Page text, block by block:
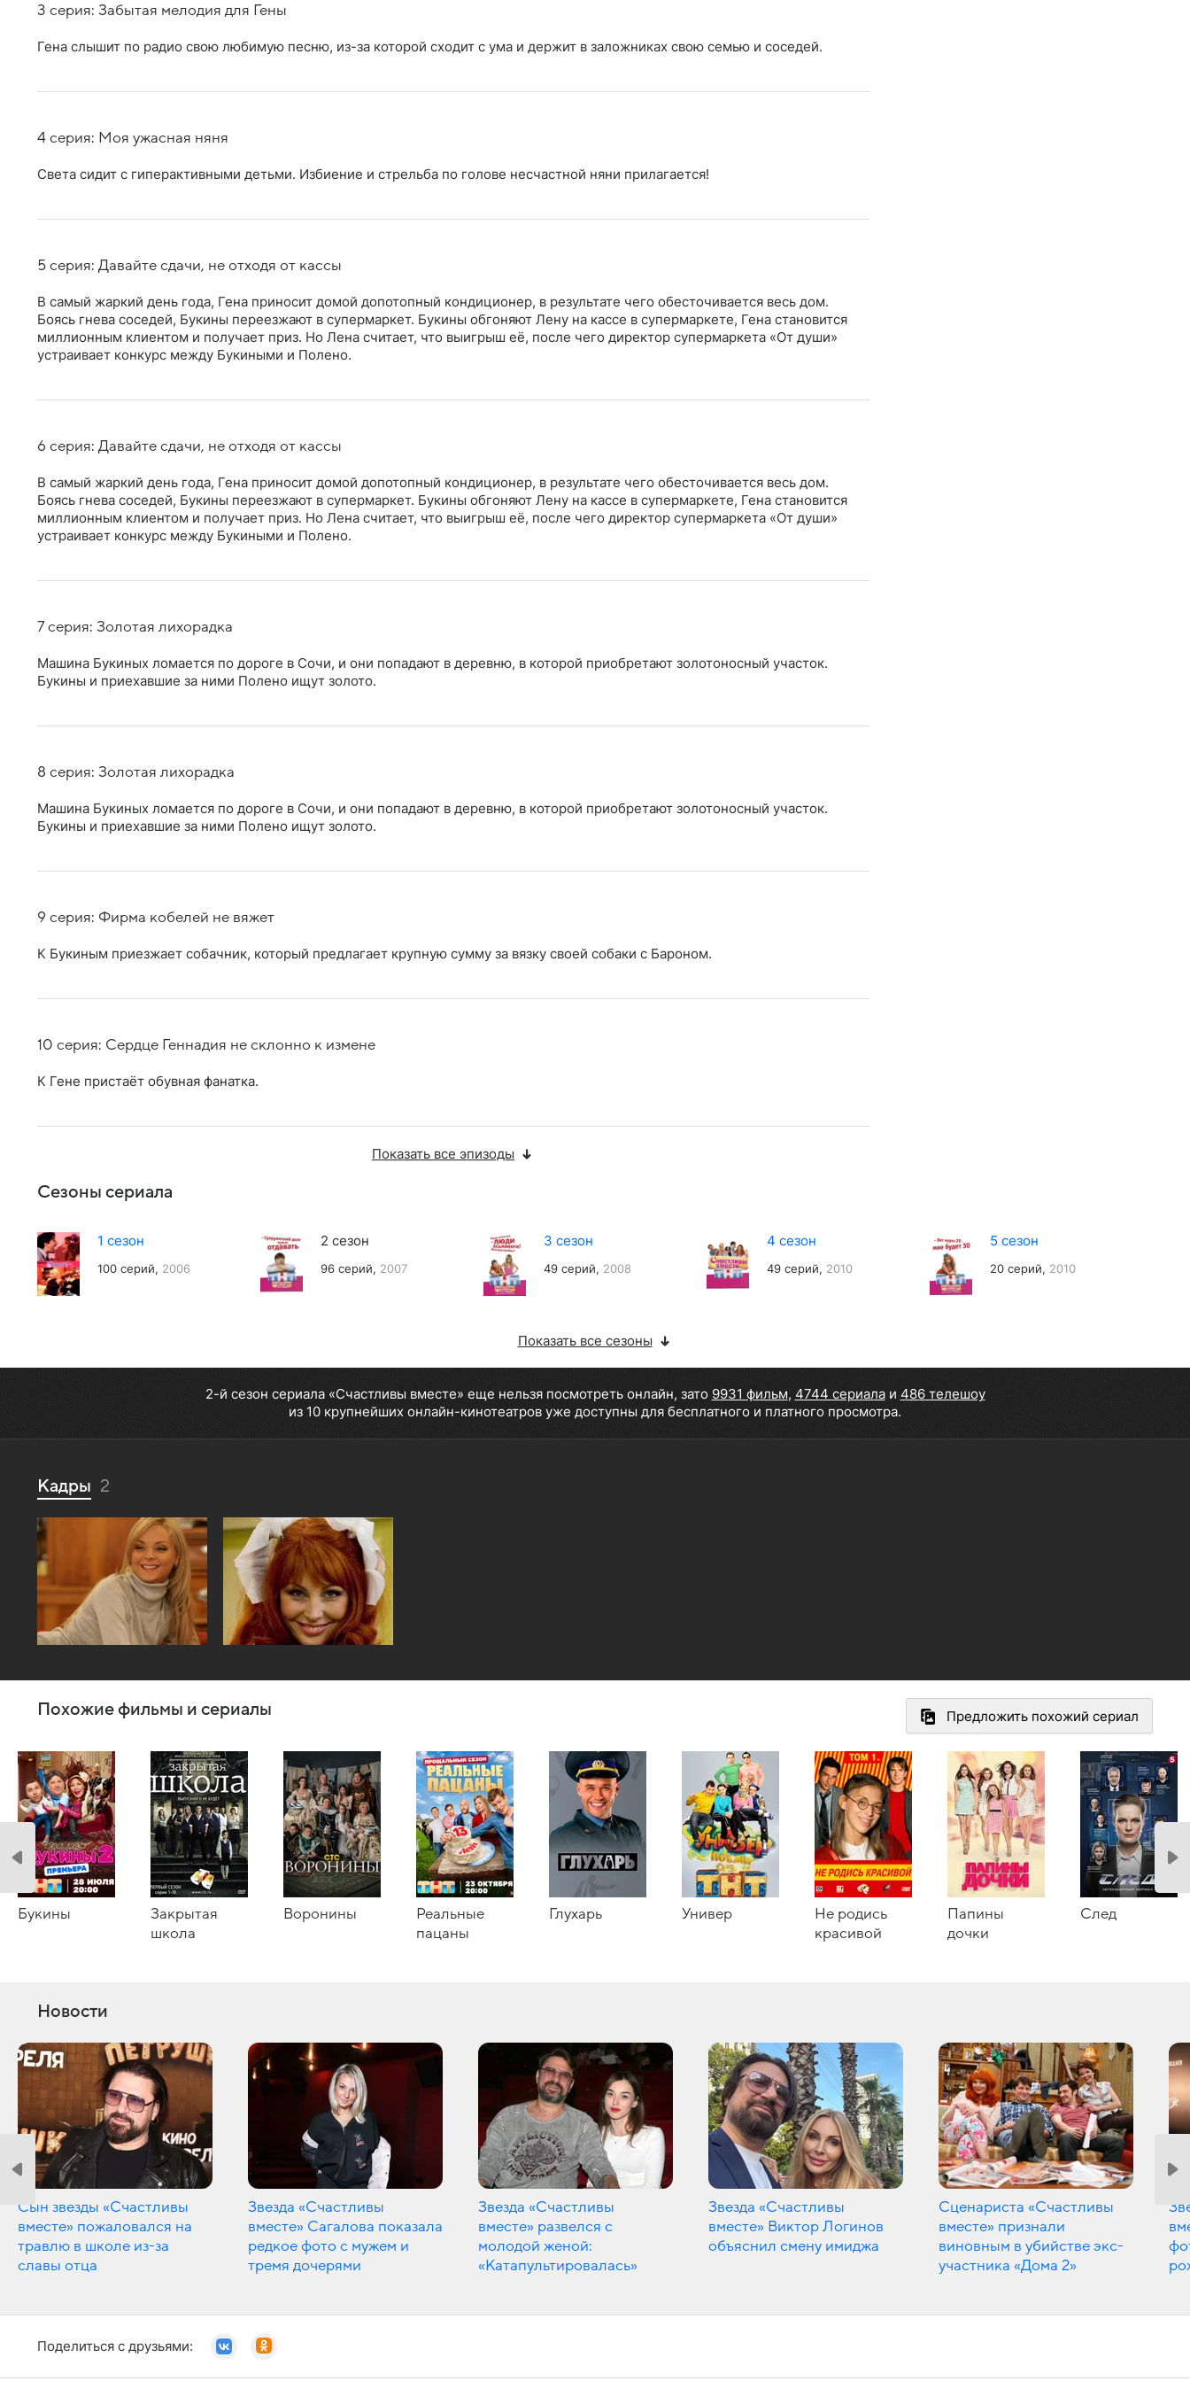
3 серия: Забытая мелодия для Гены
Гена слышит по радио свою любимую песню, из-за которой сходит с ума и держит в заложниках свою семью и соседей.
4 серия: Моя ужасная няня
Света сидит с гиперактивными детьми. Избиение и стрельба по голове несчастной няни прилагается!
5 серия: Давайте сдачи, не отходя от кассы
В самый жаркий день года, Гена приносит домой допотопный кондиционер, в результате чего обесточивается весь дом.
Боясь гнева соседей, Букины переезжают в супермаркет. Букины обгоняют Лену на кассе в супермаркете, Гена становится
миллионным клиентом и получает приз. Но Лена считает, что выигрыш её, после чего директор супермаркета «От души»
устраивает конкурс между Букиными и Полено.
6 серия: Давайте сдачи, не отходя от кассы
В самый жаркий день года, Гена приносит домой допотопный кондиционер, в результате чего обесточивается весь дом.
Боясь гнева соседей, Букины переезжают в супермаркет. Букины обгоняют Лену на кассе в супермаркете, Гена становится
миллионным клиентом и получает приз. Но Лена считает, что выигрыш её, после чего директор супермаркета «От души»
устраивает конкурс между Букиными и Полено.
7 серия: Золотая лихорадка
Машина Букиных ломается по дороге в Сочи, и они попадают в деревню, в которой приобретают золотоносный участок.
Букины и приехавшие за ними Полено ищут золото.
8 серия: Золотая лихорадка
Машина Букиных ломается по дороге в Сочи, и они попадают в деревню, в которой приобретают золотоносный участок.
Букины и приехавшие за ними Полено ищут золото.
9 серия: Фирма кобелей не вяжет
К Букиным приезжает собачник, который предлагает крупную сумму за вязку своей собаки с Бароном.
10 серия: Сердце Геннадия не склонно к измене
К Гене пристаёт обувная фанатка.
Показать все эпизоды
Сезоны сериала
1 сезон
100 серий, 2006
2 сезон
96 серий, 2007
3 сезон
49 серий, 2008
4 сезон
49 серий, 2010
5 сезон
20 серий, 2010
Показать все сезоны
2-й сезон сериала «Счастливы вместе» еще нельзя посмотреть онлайн, зато 9931 фильм, 4744 сериалаи 486 телешоу
из 10 крупнейших онлайн-кинотеатров уже доступны для бесплатного и платного просмотра.
Кадры 2
Предложить похожий сериал
Похожие фильмы и сериалы
Букины
Закрытая
школа
Воронины
Реальные
пацаны
Глухарь Универ
Не родись
красивой
Папины
дочки
След
Новости
Сын звезды «Счастливы
вместе» пожаловался на
травлю в школе из-за
славы отца
Звезда «Счастливы
вместе» Сагалова показала
редкое фото с мужем и
тремя дочерями
Звезда «Счастливы
вместе» развелся с
молодой женой:
«Катапультировалась»
Звезда «Счастливы
вместе» Виктор Логинов
объяснил смену имиджа
Сценариста «Счастливы
вместе» признали
виновным в убийстве экс-
участника «Дома 2»
Поделиться с друзьями: